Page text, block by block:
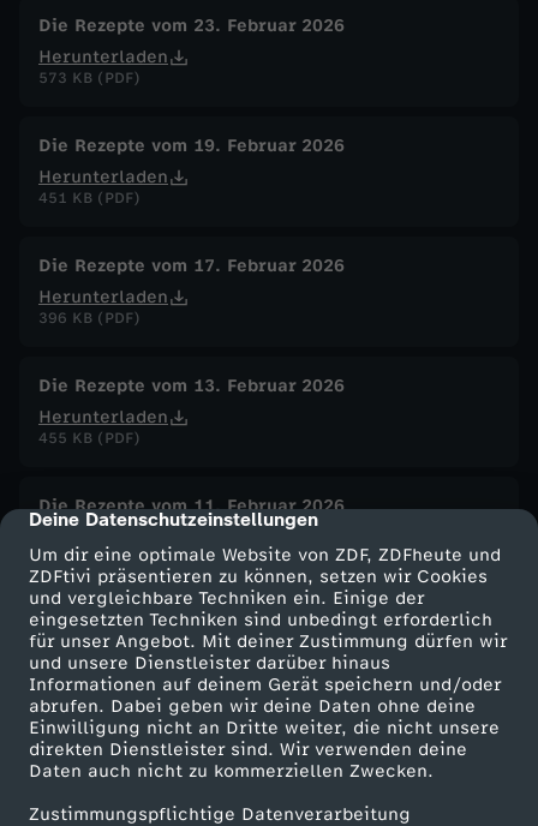
cmp-dialog-description
Deine Datenschutzeinstellungen
Um dir eine optimale Website von ZDF, ZDFheute und
ZDFtivi präsentieren zu können, setzen wir Cookies
und vergleichbare Techniken ein. Einige der
eingesetzten Techniken sind unbedingt erforderlich
für unser Angebot. Mit deiner Zustimmung dürfen wir
und unsere Dienstleister darüber hinaus
Informationen auf deinem Gerät speichern und/oder
abrufen. Dabei geben wir deine Daten ohne deine
Einwilligung nicht an Dritte weiter, die nicht unsere
direkten Dienstleister sind. Wir verwenden deine
Daten auch nicht zu kommerziellen Zwecken.
Zustimmungspflichtige Datenverarbeitung
Die Rezepte vom 23. Februar 2026
Herunterladen
573 KB (PDF)
Die Rezepte vom 19. Februar 2026
Herunterladen
451 KB (PDF)
Die Rezepte vom 17. Februar 2026
Herunterladen
396 KB (PDF)
Die Rezepte vom 13. Februar 2026
Herunterladen
455 KB (PDF)
Die Rezepte vom 11. Februar 2026
539 KB (PDF)
Die Rezepte vom 9. Februar 2026
Herunterladen
513 KB (PDF)
Die Rezepte vom 6. Februar 2026
Herunterladen